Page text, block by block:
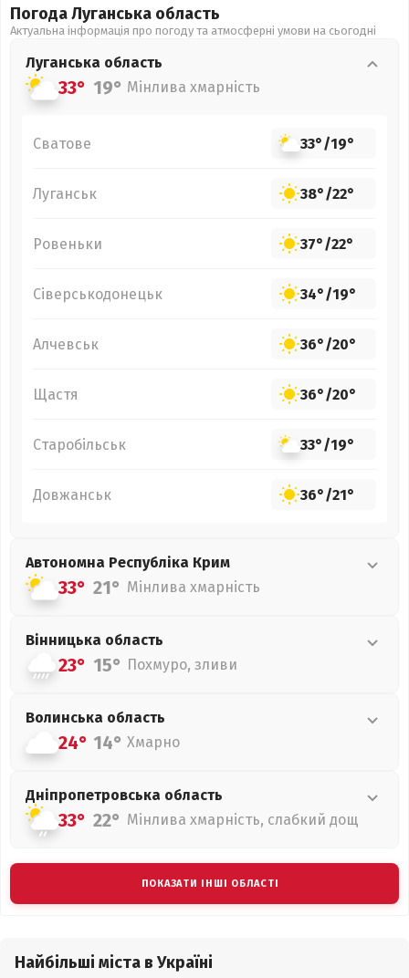
Погода Луганська область
Актуальна інформація про погоду та атмосферні умови на сьогодні
Луганська область
33° 19° Мінлива хмарність
Сватове 33°/19°
Луганськ 38°/22°
Ровеньки 37°/22°
Сіверськодонецьк 34°/19°
Алчевськ 36°/20°
Щастя 36°/20°
Старобільськ 33°/19°
Довжанськ 36°/21°
Автономна Республіка Крим
33° 21° Мінлива хмарність
Вінницька область
23° 15° Похмуро, зливи
Волинська область
24° 14° Хмарно
Дніпропетровська область
33° 22° Мінлива хмарність, слабкий дощ
ПОКАЗАТИ ІНШІ ОБЛАСТІ
Найбільші міста в Україні